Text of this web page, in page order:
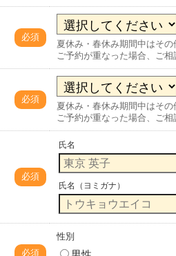
必須
夏休み・春休み期間中はその
ご予約が重なった場合、ご相
必須
夏休み・春休み期間中はその
ご予約が重なった場合、ご相
必須
氏名
氏名（ヨミガナ）
必須
性別